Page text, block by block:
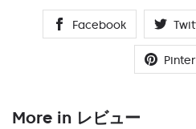
Facebook
More in レビュー